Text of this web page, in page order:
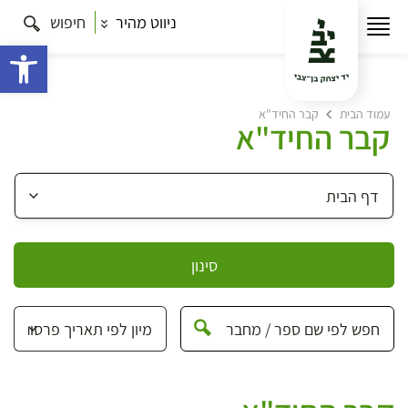
ניווט מהיר חיפוש
עמוד הבית קבר החיד"א
קבר החיד"א
סינון